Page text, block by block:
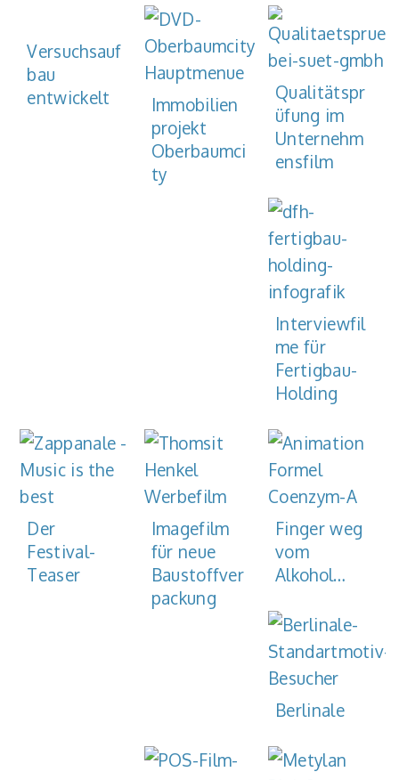
Versuchsauf
bau
entwickelt
Immobilien
projekt
Oberbaumci
ty
Qualitätspr
üfung im
Unternehm
ensfilm
Interviewfil
me für
Fertigbau-
Holding
Der
Festival-
Teaser
Imagefilm
für neue
Baustoffver
packung
Finger weg
vom
Alkohol…
Berlinale